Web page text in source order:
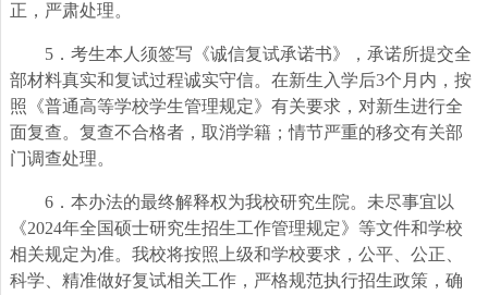
正，严肃处理。
5 ．考生本人须签写《诚信复试承诺书》，承诺所提交全
部材料真实和复试过程诚实守信。在新生入学后3个月内，按
照《普通高等学校学生管理规定》有关要求，对新生进行全
面复查。复查不合格者，取消学籍；情节严重的移交有关部
门调查处理。
6 ．本办法的最终解释权为我校研究生院。未尽事宜以
《2024年全国硕士研究生招生工作管理规定》等文件和学校
相关规定为准。我校将按照上级和学校要求，公平、公正、
科学、精准做好复试相关工作，严格规范执行招生政策，确